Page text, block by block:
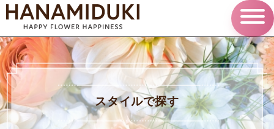
スタイルで探す